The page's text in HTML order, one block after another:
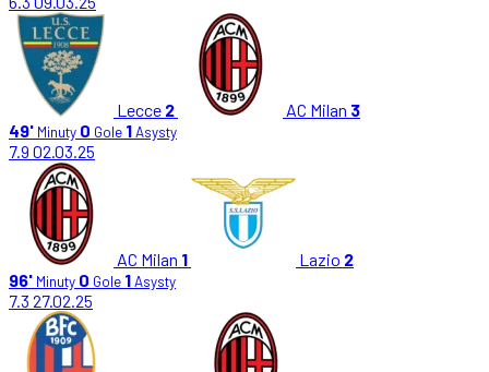
Lecce 2 AC Milan 3
49' Minuty 0 Gole 1Asysty
7.9 02.03.25
AC Milan 1 Lazio 2
96' Minuty 0 Gole 1Asysty
7.3 27.02.25